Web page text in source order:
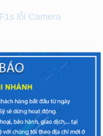
lỗi Camera
đã gây ấn tượng với
biệt là khả năng Selfie
phát sinh trong quá